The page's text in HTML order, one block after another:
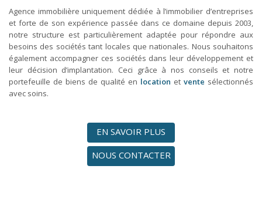
Agence immobilière uniquement dédiée à l’immobilier d’entreprises
et forte de son expérience passée dans ce domaine depuis 2003,
notre structure est particulièrement adaptée pour répondre aux
besoins des sociétés tant locales que nationales. Nous souhaitons
également accompagner ces sociétés dans leur développement et
leur décision d’implantation. Ceci grâce à nos conseils et notre
portefeuille de biens de qualité en location et vente sélectionnés
avec soins.
EN SAVOIR PLUS
NOUS CONTACTER